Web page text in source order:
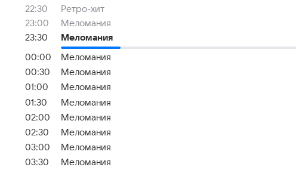
22:30
Ретро-хит
23:00
Меломания
23:30
Меломания
00:00
Меломания
00:30
Меломания
01:00
Меломания
01:30
Меломания
02:00
Меломания
02:30
Меломания
03:00
Меломания
03:30
Меломания